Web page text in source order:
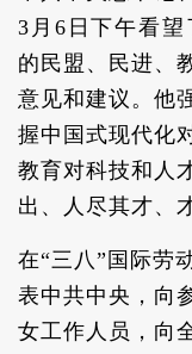
3月6日下午看
的民盟、民进、
意见和建议。他
握中国式现代化
教育对科技和人
出、人尽其才、
在“三八”国际劳
表中共中央，向
女工作人员，向